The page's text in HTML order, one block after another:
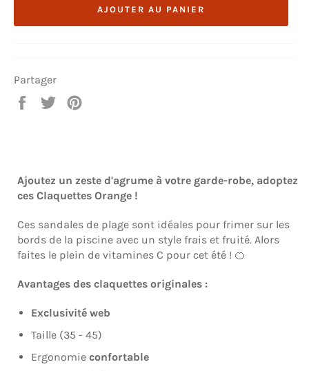
AJOUTER AU PANIER
Partager
PartagerTweeter
Ajoutez un zeste d'agrume à votre garde-robe, adoptez
ces Claquettes Orange !
Ces sandales de plage sont idéales pour frimer sur les
bords de la piscine avec un style frais et fruité. Alors
faites le plein de vitamines C pour cet été ! 🍊
Avantages des claquettes originales :
Exclusivité web
Taille (35 - 45)
Ergonomie confortable